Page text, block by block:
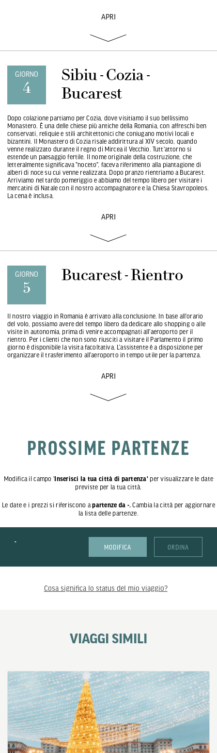
APRI
GIORNO
4
Sibiu - Cozia -
Bucarest
Dopo colazione partiamo per Cozia, dove visitiamo il suo bellissimo
Monastero. È una delle chiese più antiche della Romania, con affreschi ben
conservati, reliquie e stili architettonici che coniugano motivi locali e
bizantini. Il Monastero di Cozia risale addirittura al XIV secolo, quando
venne realizzato durante il regno di Mircea il Vecchio. Tutt'attorno si
estende un paesaggio fertile. Il nome originale della costruzione, che
letteralmente significava "noceto", faceva riferimento alla piantagione di
alberi di noce su cui venne realizzata. Dopo pranzo rientriamo a Bucarest.
Arriviamo nel tardo pomeriggio e abbiamo del tempo libero per visitare i
mercatini di Natale con il nostro accompagnatore e la Chiesa Stavropoleos.
La cena è inclusa.
APRI
GIORNO
5
Bucarest - Rientro
Il nostro viaggio in Romania è arrivato alla conclusione. In base all’orario
del volo, possiamo avere del tempo libero da dedicare allo shopping o alle
visite in autonomia, prima di venire accompagnati all'aeroporto per il
rientro. Per i clienti che non sono riusciti a visitare il Parlamento il primo
giorno è disponibile la visita facoltativa. L’assistente è a disposizione per
organizzare il trasferimento all’aeroporto in tempo utile per la partenza.
APRI
PROSSIME PARTENZE
Modifica il campo ' Inserisci la tua città di partenza' per visualizzare le date
previste per la tua città.
Le date e i prezzi si riferiscono apartenze da -. Cambia la città per aggiornare
la lista delle partenze.
-
MODIFICA ORDINA
Cosa significa lo status del mio viaggio?
VIAGGI SIMILI